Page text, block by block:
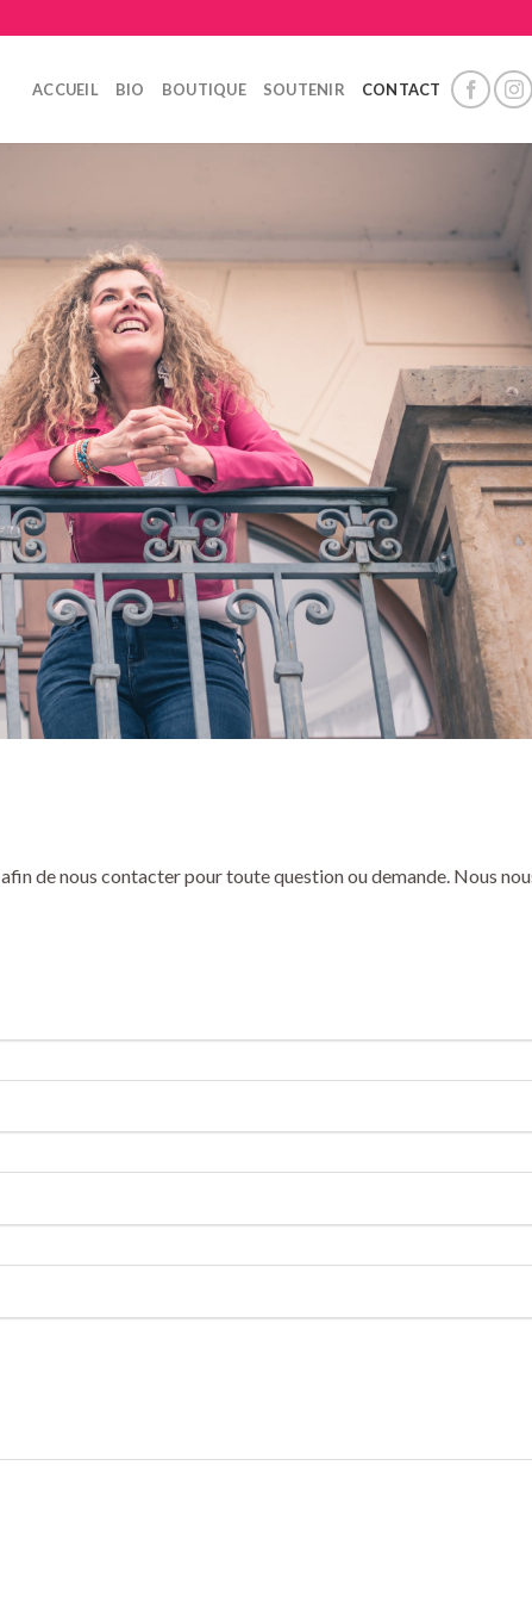
ACCUEIL BIO BOUTIQUE SOUTENIR CONTACT
de nous contacter pour toute question ou demande. Nous